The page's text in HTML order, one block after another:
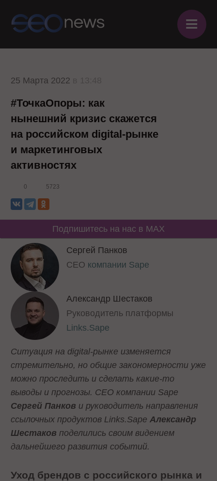
≡
25 Марта 2022
#ТочкаОпоры: как
нынешний кризис скажется
на российском digital-рынке
и маркетинговых
активностях
0 5723
Подпишитесь на нас в MAX
Сергей Панков
CEO компании Sape
Александр Шестаков
Руководитель платформы
Links.Sape
Ситуация на digital-рынке изменяется
стремительно, но общие закономерности уже
можно проследить и сделать какие-то
выводы и прогнозы. CEO компании Sape
Сергей Панков и руководитель направления
ссылочных продуктов Links.SapeАлександр
Шестаков поделились своим видением
дальнейшего развития событий.
Уход брендов с российского рынка и